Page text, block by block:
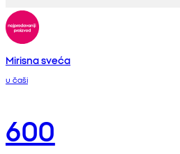
Mirisna sveća
u čaši
600